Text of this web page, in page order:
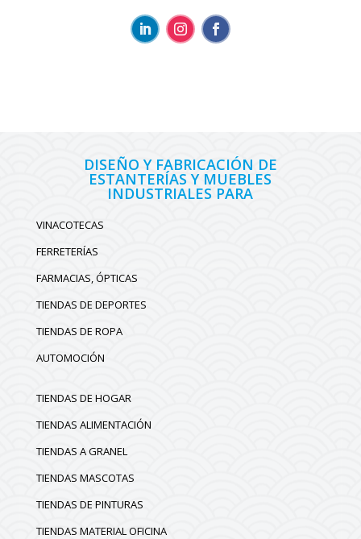
DISEÑO Y FABRICACIÓN DE
ESTANTERÍAS Y MUEBLES
INDUSTRIALES PARA
VINACOTECAS
FERRETERÍAS
FARMACIAS, ÓPTICAS
TIENDAS DE DEPORTES
TIENDAS DE ROPA
AUTOMOCIÓN
TIENDAS DE HOGAR
TIENDAS ALIMENTACIÓN
TIENDAS A GRANEL
TIENDAS MASCOTAS
TIENDAS DE PINTURAS
TIENDAS MATERIAL OFICINA